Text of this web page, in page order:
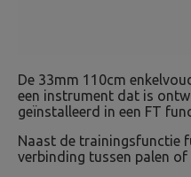
De 33mm 110cm
een instrument dat is
geïnstalleerd in een FT
Naast de trainingsfunctie
verbinding tussen palen of